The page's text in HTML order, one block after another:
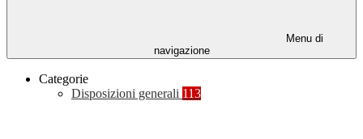
Menu di
navigazione
Categorie
Disposizioni generali 113